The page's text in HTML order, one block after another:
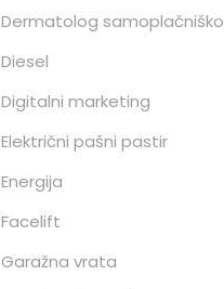
Dermatolog samoplačniško
Diesel
Digitalni marketing
Električni pašni pastir
Energija
Facelift
Garažna vrata